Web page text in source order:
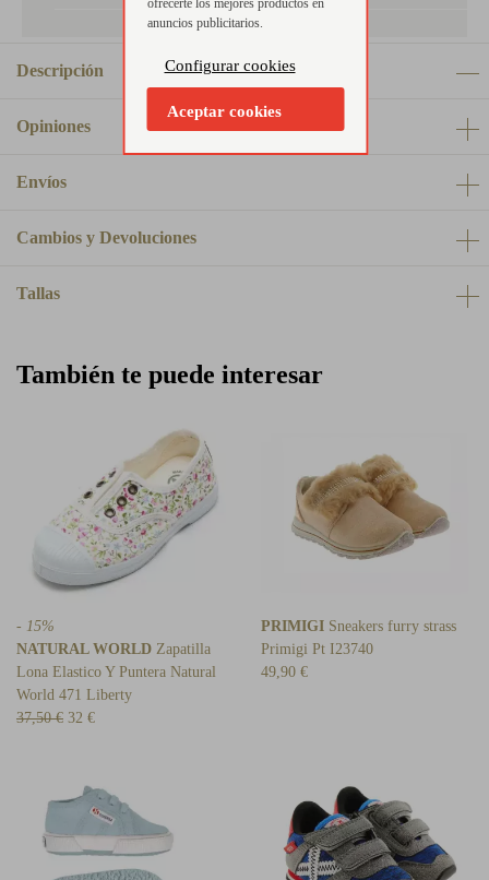
Descripción
Opiniones
Envíos
Cambios y Devoluciones
Tallas
También te puede interesar
- 15%
NATURAL WORLD Zapatilla
Lona Elastico Y Puntera Natural
World 471 Liberty
37,50 € 32 €
PRIMIGI Sneakers furry strass
Primigi Pt I23740
49,90 €
anuncios publicitarios.
Configurar cookies
Aceptar cookies